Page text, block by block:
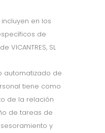
en los
de
VICANTRES, SL
automatizado de
tiene como
de la relación
de tareas de
y